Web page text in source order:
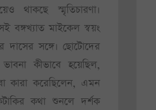
থাকছে স্মৃতিচারণা।
বঙ্গখ্যাত মাইকেল স্বয়ং
দাসের সঙ্গে। ছোটোদের
কীভাবে হয়েছিল,
কারা করেছিলেন, এমন
কথা শুনলে দর্শক